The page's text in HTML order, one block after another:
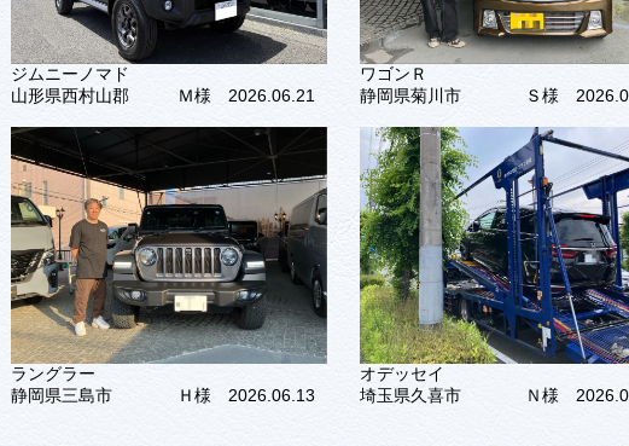
ジムニーノマド
山形県西村山郡
Ｍ様 2026.06.21
ワゴンＲ
静岡県菊川市
Ｓ様
ラングラー
静岡県三島市
Ｈ様 2026.06.13
オデッセイ
埼玉県久喜市
Ｎ様